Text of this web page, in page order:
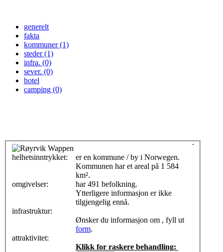
generelt
fakta
kommuner (1)
steder (1)
infra. (0)
sever. (0)
hotel
camping (0)
helhetsinntrykket:
omgivelser:
infrastruktur:
attraktivitet:
er en kommune / by i Norwegen.
Kommunen har et areal på 1 584
km².
har 491 befolkning.
Ytterligere informasjon er ikke
tilgjengelig ennå.
Ønsker du informasjon om , fyll ut
form.
Klikk for raskere behandling: